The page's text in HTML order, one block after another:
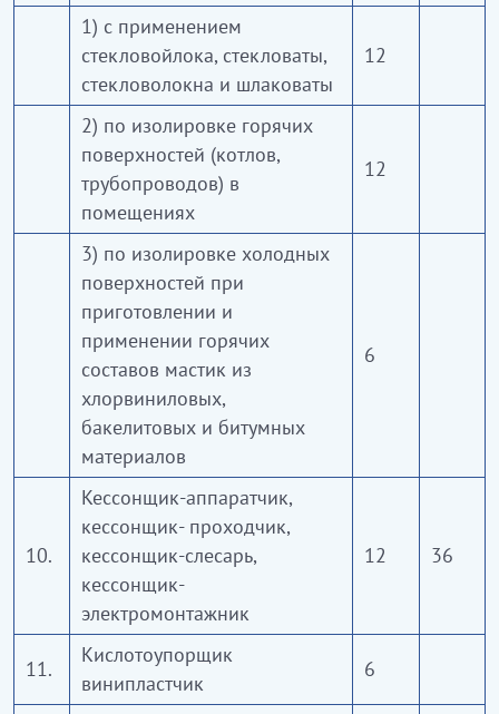
1) с применением
стекловойлока, стекловаты,
стекловолокна и шлаковаты
12
2) по изолировке горячих
поверхностей (котлов,
трубопроводов) в
помещениях
12
3) по изолировке холодных
поверхностей при
приготовлении и
применении горячих
составов мастик из
хлорвиниловых,
бакелитовых и битумных
материалов
6
10.
Кессонщик-аппаратчик,
кессонщик- проходчик,
кессонщик-слесарь,
кессонщик-
электромонтажник
12 36
11.
Кислотоупорщик
винипластчик
6